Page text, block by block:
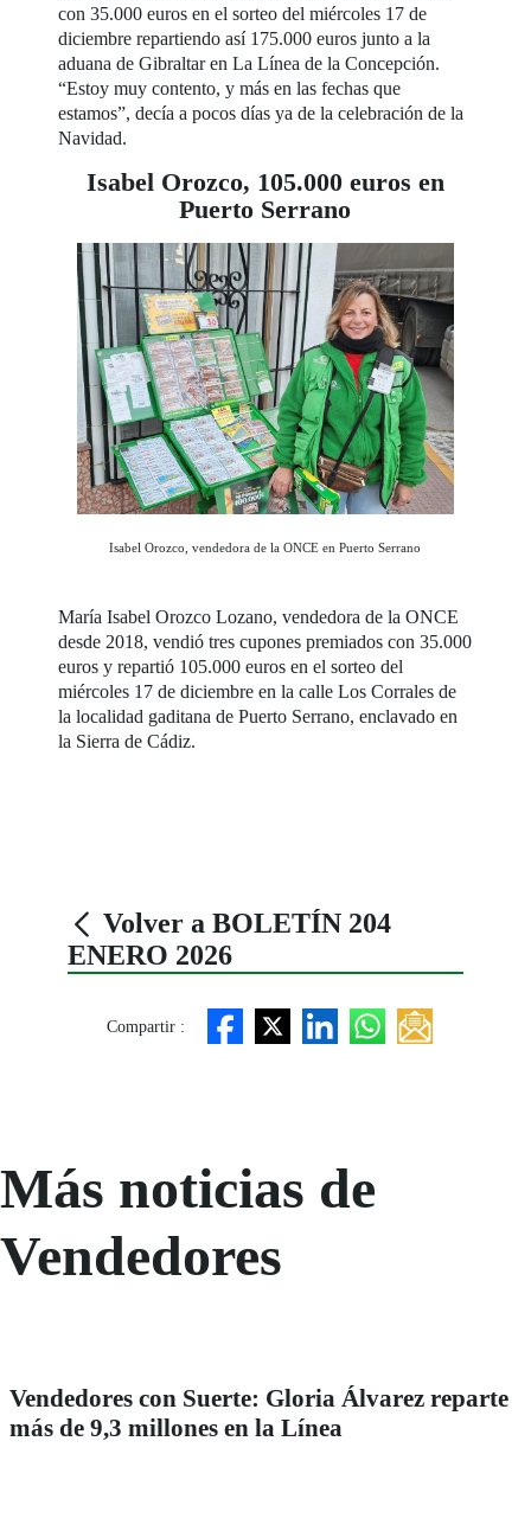
con 35.000 euros en el sorteo del miércoles 17 de
diciembre repartiendo así 175.000 euros junto a la
aduana de Gibraltar en La Línea de la Concepción.
“Estoy muy contento, y más en las fechas que
estamos”, decía a pocos días ya de la celebración de la
Navidad.
Isabel Orozco, 105.000 euros en
Puerto Serrano
Isabel Orozco, vendedora de la ONCE en Puerto Serrano
María Isabel Orozco Lozano, vendedora de la ONCE
desde 2018, vendió tres cupones premiados con 35.000
euros y repartió 105.000 euros en el sorteo del
miércoles 17 de diciembre en la calle Los Corrales de
la localidad gaditana de Puerto Serrano, enclavado en
la Sierra de Cádiz.
Volver a BOLETÍN 204
ENERO 2026
Compartir :
Más noticias de
Vendedores
Vendedores con Suerte: Gloria Álvarez reparte
más de 9,3 millones en la Línea